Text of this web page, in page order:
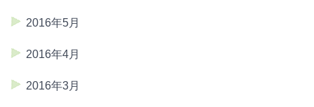
2016年5月
2016年4月
2016年3月